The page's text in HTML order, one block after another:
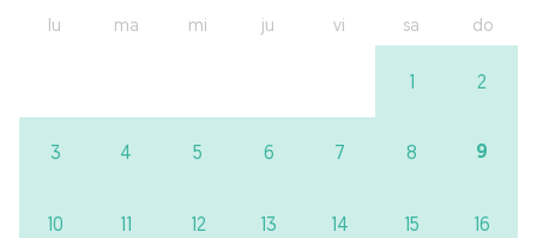
lu ma mi ju vi sa do
1 2
3 4 5 6 7 8 9
10 11 12 13 14 15 16